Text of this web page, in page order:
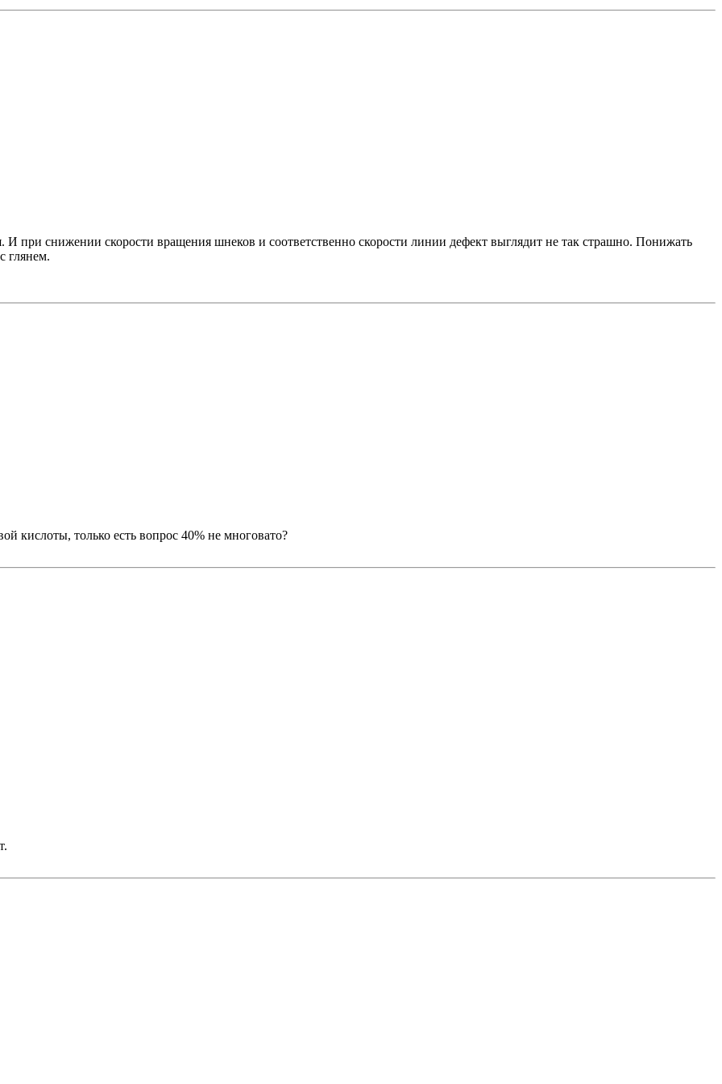
И при снижении скорости вращения шнеков и соответственно скорости линии дефект выглядит не так страшно. Понижать
глянем.
кислоты, только есть вопрос 40% не многовато?